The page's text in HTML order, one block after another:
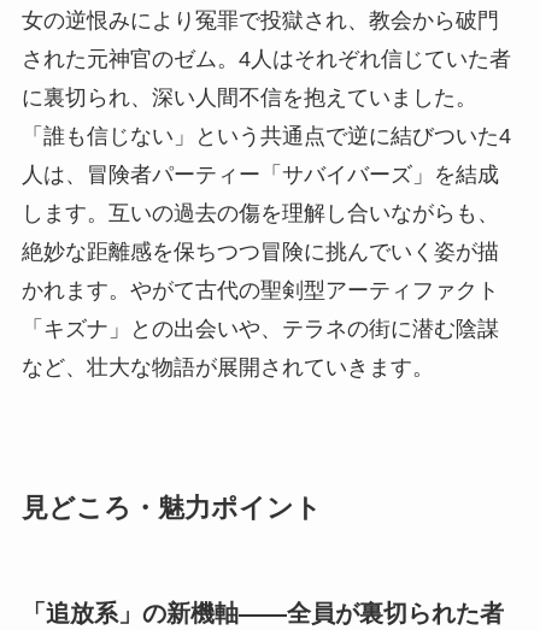
女の逆恨みにより冤罪で投獄され、教会から破門
された元神官のゼム。4人はそれぞれ信じていた者
に裏切られ、深い人間不信を抱えていました。
「誰も信じない」という共通点で逆に結びついた4
人は、冒険者パーティー「サバイバーズ」を結成
します。互いの過去の傷を理解し合いながらも、
絶妙な距離感を保ちつつ冒険に挑んでいく姿が描
かれます。やがて古代の聖剣型アーティファクト
「キズナ」との出会いや、テラネの街に潜む陰謀
など、壮大な物語が展開されていきます。
見どころ・魅力ポイント
「追放系」の新機軸――全員が裏切られた者